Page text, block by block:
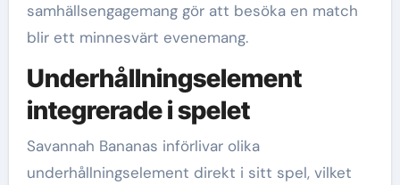
samhällsengagemang gör att besöka en match
blir ett minnesvärt evenemang.
Underhållningselement
integrerade i spelet
Savannah Bananas införlivar olika
underhållningselement direkt i sitt spel, vilket